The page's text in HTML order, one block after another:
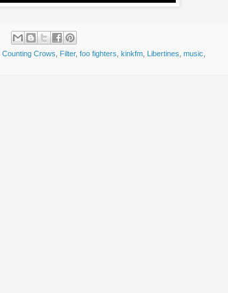
Counting Crows, Filter, foo fighters, kinkfm, Libertines, music,